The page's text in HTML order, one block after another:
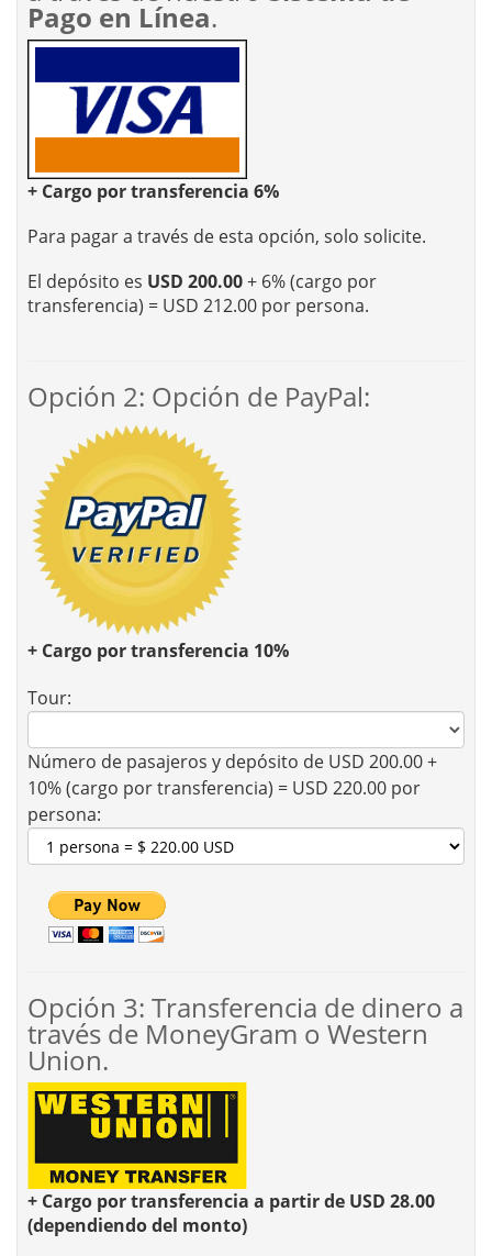
Pago en Línea.
+ Cargo por transferencia 6%
Para pagar a través de esta opción, solo solicite.
El depósito es USD 200.00+ 6% (cargo por
transferencia) = USD 212.00 por persona.
Opción 2: Opción de PayPal:
+ Cargo por transferencia 10%
Tour:
Número de pasajeros y depósito de USD 200.00 +
10% (cargo por transferencia) = USD 220.00 por
persona:
Opción 3: Transferencia de dinero a
través de MoneyGram o Western
Union.
+ Cargo por transferencia a partir de USD 28.00
(dependiendo del monto)